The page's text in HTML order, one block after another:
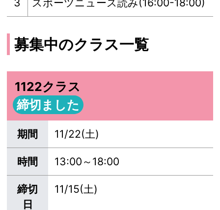
募集中のクラス一覧
1122クラス
締切ました
期間 11/22(土)
時間 13:00～18:00
締切
日
11/15(土)